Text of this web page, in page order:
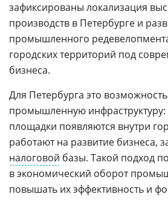
зафиксированы локализация
производств в Петербурге и
промышленного
городских территорий под
бизнеса.
Для Петербурга это
промышленную
площадки появляются внутри
работают на развитие бизнеса,
налоговой базы. Такой подход
в экономический оборот
повышать их эффективность и